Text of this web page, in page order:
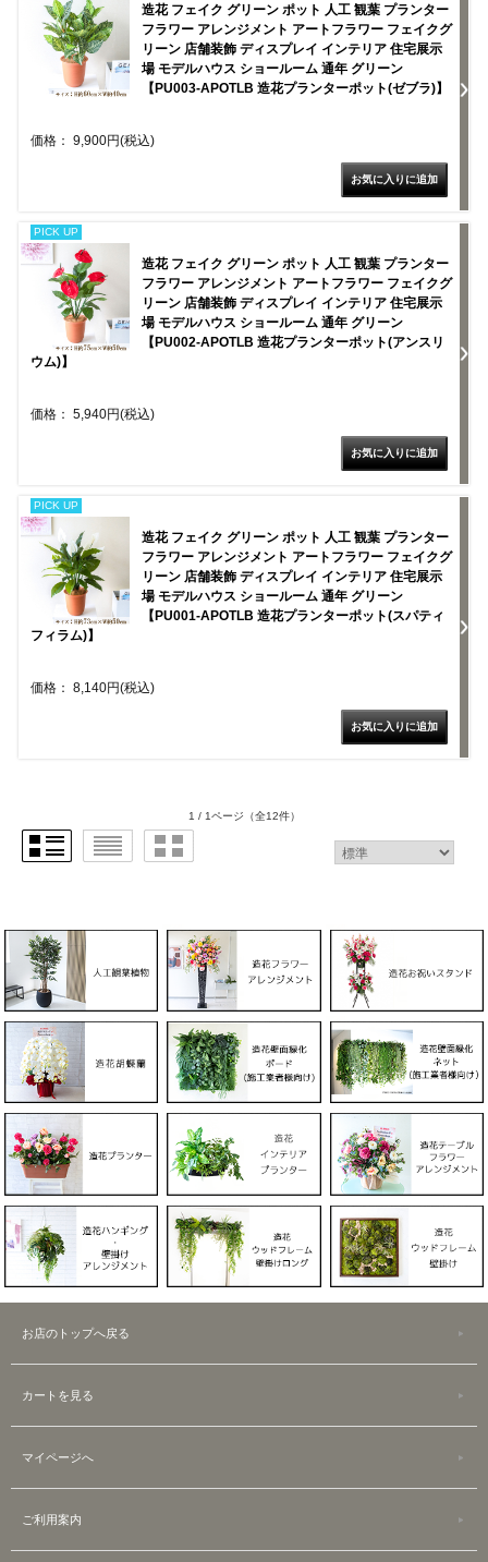
造花 フェイク グリーン ポット 人工 観葉 プランター
フラワー アレンジメント アートフラワー フェイクグ
リーン 店舗装飾 ディスプレイ インテリア 住宅展示
場 モデルハウス ショールーム 通年 グリーン
【PU003-APOTLB 造花プランターポット(ゼブラ)】
価格： 9,900円(税込)
PICK UP
造花 フェイク グリーン ポット 人工 観葉 プランター
フラワー アレンジメント アートフラワー フェイクグ
リーン 店舗装飾 ディスプレイ インテリア 住宅展示
場 モデルハウス ショールーム 通年 グリーン
【PU002-APOTLB 造花プランターポット(アンスリ
ウム)】
価格： 5,940円(税込)
PICK UP
造花 フェイク グリーン ポット 人工 観葉 プランター
フラワー アレンジメント アートフラワー フェイクグ
リーン 店舗装飾 ディスプレイ インテリア 住宅展示
場 モデルハウス ショールーム 通年 グリーン
【PU001-APOTLB 造花プランターポット(スパティ
フィラム)】
価格： 8,140円(税込)
1 / 1ページ （全12件）
お店のトップへ戻る
カートを見る
マイページへ
ご利用案内